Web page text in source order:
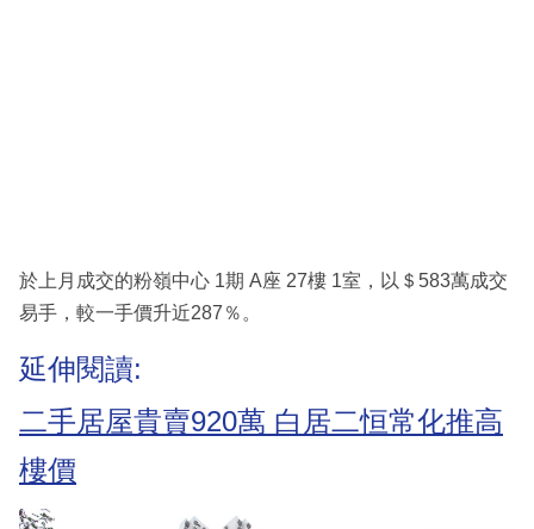
於上月成交的粉嶺中心 1期 A座 27樓 1室，以＄583萬成交
易手，較一手價升近287％。
延伸閱讀:
二手居屋貴賣920萬 白居二恒常化推高
樓價